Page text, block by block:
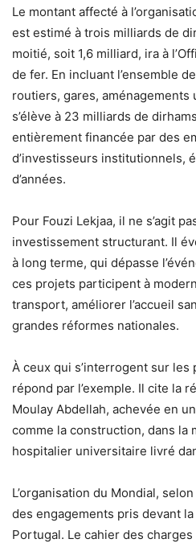
Le montant affecté à
est estimé à trois milliards de
moitié, soit 1,6 milliard, ira à
de fer. En incluant l’ensemble
routiers, gares,
s’élève à 23 milliards de
entièrement financée par des
d’investisseurs institutionnels,
d’années.
Pour Fouzi Lekjaa, il ne s’agit
investissement structurant. Il
à long terme, qui dépasse
ces projets participent à
transport, améliorer l’accueil
grandes réformes nationales.
À ceux qui s’interrogent sur
répond par l’exemple. Il cite la
Moulay Abdellah, achevée en
comme la construction, dans la
hospitalier universitaire livré
L’organisation du Mondial,
des engagements pris devant la
Portugal. Le cahier des